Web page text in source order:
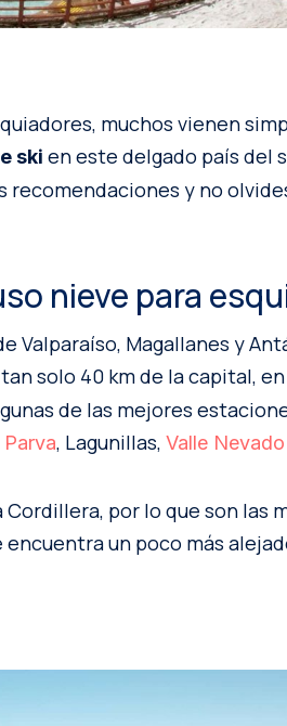
muchos vienen
ski en este delgado país del
recomendaciones y no
nieve para
Valparaíso, Magallanes y
solo 40 km de la capital,
de las mejores
Parva, Lagunillas, Valle Nevado
por lo que son las
un poco más